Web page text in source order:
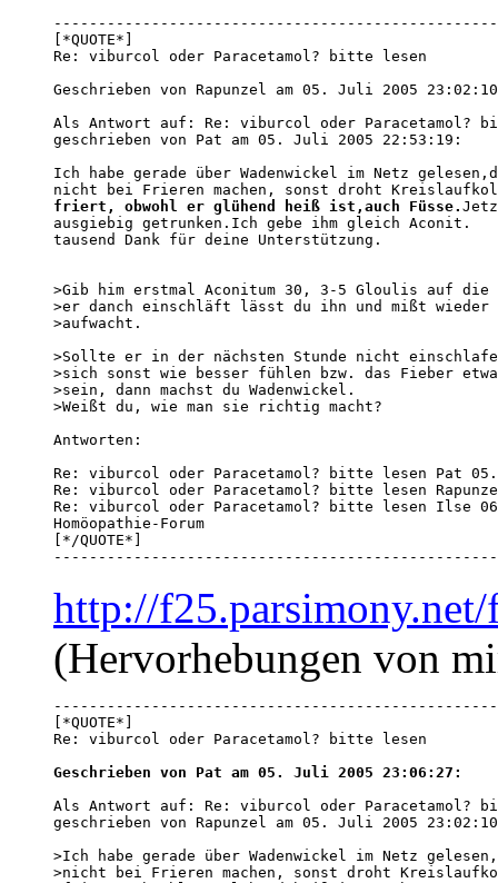
[*QUOTE*]
Re: viburcol oder Paracetamol? bitte lesen
Geschrieben von Rapunzel am 05. Juli 2005
Als Antwort auf: Re: viburcol oder Paracetamol?
geschrieben von Pat am 05. Juli 2005 22:53:19:
Ich habe gerade über Wadenwickel im Netz
nicht bei Frieren machen, sonst droht
friert, obwohl er glühend heiß ist,auch Füsse.
ausgiebig getrunken.Ich gebe ihm gleich Aconit.
tausend Dank für deine Unterstützung.
>Gib him erstmal Aconitum 30, 3-5 Gloulis auf die
>er danch einschläft lässt du ihn und mißt wieder
>aufwacht.
>Sollte er in der nächsten Stunde nicht
>sich sonst wie besser fühlen bzw. das Fieber
>sein, dann machst du Wadenwickel.
>Weißt du, wie man sie richtig macht?
Antworten:
Re: viburcol oder Paracetamol? bitte lesen Pat
Re: viburcol oder Paracetamol? bitte lesen
Re: viburcol oder Paracetamol? bitte lesen Ilse
Homöopathie-Forum
[*/QUOTE*]
http://
(Hervorhebungen von
[*QUOTE*]
Re: viburcol oder Paracetamol? bitte lesen
Geschrieben von Pat am 05. Juli 2005 23:06:27:
Als Antwort auf: Re: viburcol oder Paracetamol?
geschrieben von Rapunzel am 05. Juli 2005
>Ich habe gerade über Wadenwickel im Netz
>nicht bei Frieren machen, sonst droht